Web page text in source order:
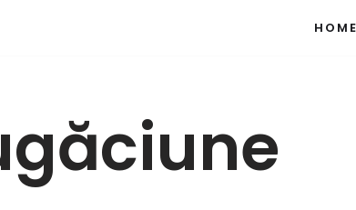
HOME